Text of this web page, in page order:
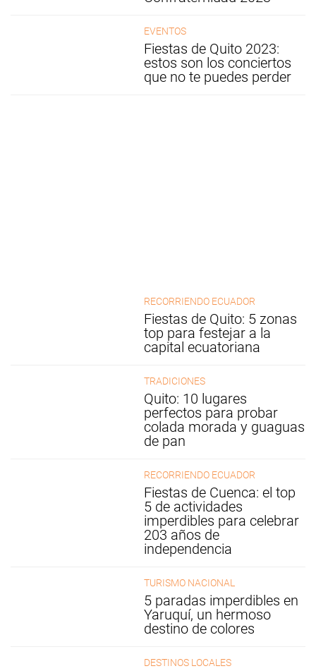
EVENTOS
Fiestas de Quito 2023:
estos son los conciertos
que no te puedes perder
RECORRIENDO ECUADOR
Fiestas de Quito: 5 zonas
top para festejar a la
capital ecuatoriana
TRADICIONES
Quito: 10 lugares
perfectos para probar
colada morada y guaguas
de pan
RECORRIENDO ECUADOR
Fiestas de Cuenca: el top
5 de actividades
imperdibles para celebrar
203 años de
independencia
TURISMO NACIONAL
5 paradas imperdibles en
Yaruquí, un hermoso
destino de colores
DESTINOS LOCALES